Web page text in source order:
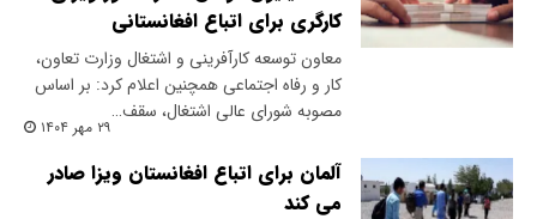
کارگری برای اتباع افغانستانی
معاون توسعه کارآفرینی و اشتغال وزارت تعاون،
کار و رفاه اجتماعی همچنین اعلام کرد: بر اساس
مصوبه شورای عالی اشتغال، سقف…
۲۹ مهر ۱۴۰۴
آلمان برای اتباع افغانستان ویزا صادر
می کند